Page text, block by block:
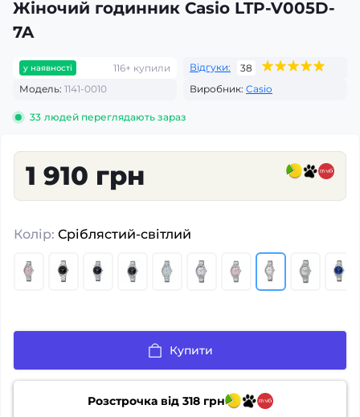
Жіночий годинник Casio LTP-V005D-
7A
у наявності 116+ купили Відгуки:
38
Модель: 1141-0010 Виробник: Casio
33 людей переглядають зараз
1 910 грн
Колір: Сріблястий-світлий
Купити
Розстрочка від 318грн